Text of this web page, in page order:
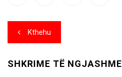
Post
navigation
Kthehu
SHKRIME TË NGJASHME